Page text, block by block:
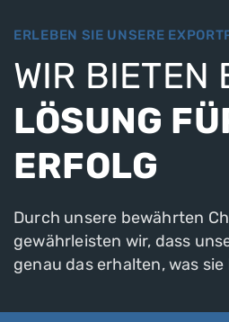
ERLEBEN SIE UNSERE
WIR BIETEN
LÖSUNG
ERFOLG
Durch unsere bewährten
gewährleisten wir, dass
genau das erhalten, was